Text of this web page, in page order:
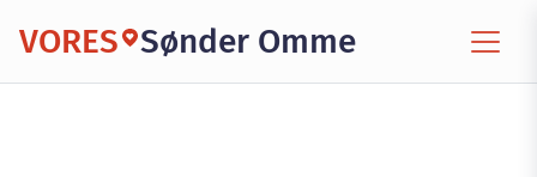
VORES Sønder Omme